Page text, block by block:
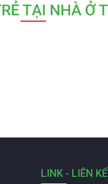
TẠI NHÀ Ở
LINK - LIÊN